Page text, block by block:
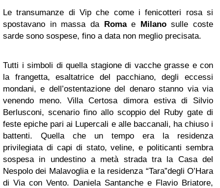
Le transumanze di Vip che come i fenicotteri rosa si
spostavano in massa da Romae Milanosulle coste
sarde sono sospese, fino a data non meglio precisata.
Tutti i simboli di quella stagione di vacche grasse e con
la frangetta, esaltatrice del pacchiano, degli eccessi
mondani, e dell’ostentazione del denaro stanno via via
venendo meno. Villa Certosa dimora estiva di Silvio
Berlusconi, scenario fino allo scoppio del Ruby gate di
feste epiche pari ai Lupercali e alle baccanali, ha chiuso i
battenti. Quella che un tempo era la residenza
privilegiata di capi di stato, veline, e politicanti sembra
sospesa in undestino a metà strada tra la Casa del
Nespolo dei Malavoglia e la residenza “Tara”degli O’Hara
di Via con Vento. Daniela Santanche e Flavio Briatore,